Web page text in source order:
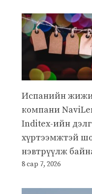
Испанийн
компани
Inditex-ийн
хүртээмжтэй
нэвтрүүлж
8 сар 7, 2026